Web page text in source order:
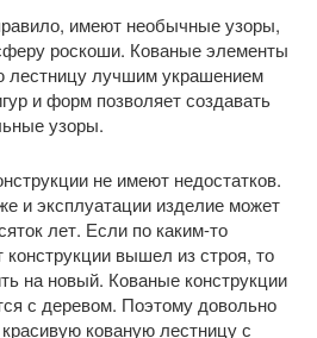
имеют необычные узоры,
роскоши. Кованые элементы
лестницу лучшим украшением
и форм позволяет создавать
узоры.
не имеют недостатков.
и эксплуатации изделие может
лет. Если по каким-то
вышел из строя, то
на новый. Кованые конструкции
с деревом. Поэтому довольно
кованую лестницу с